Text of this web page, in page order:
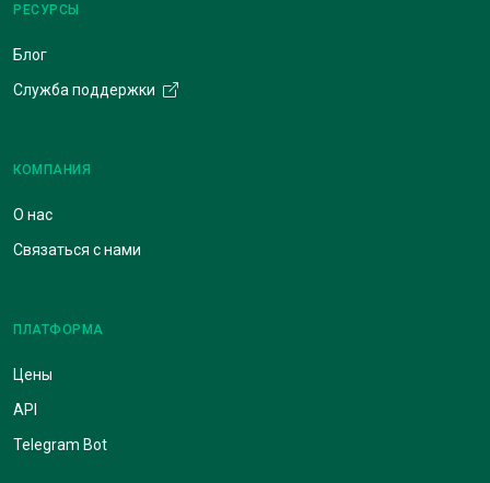
РЕСУРСЫ
Блог
Служба поддержки
КОМПАНИЯ
О нас
Связаться с нами
ПЛАТФОРМА
Цены
API
Telegram Bot